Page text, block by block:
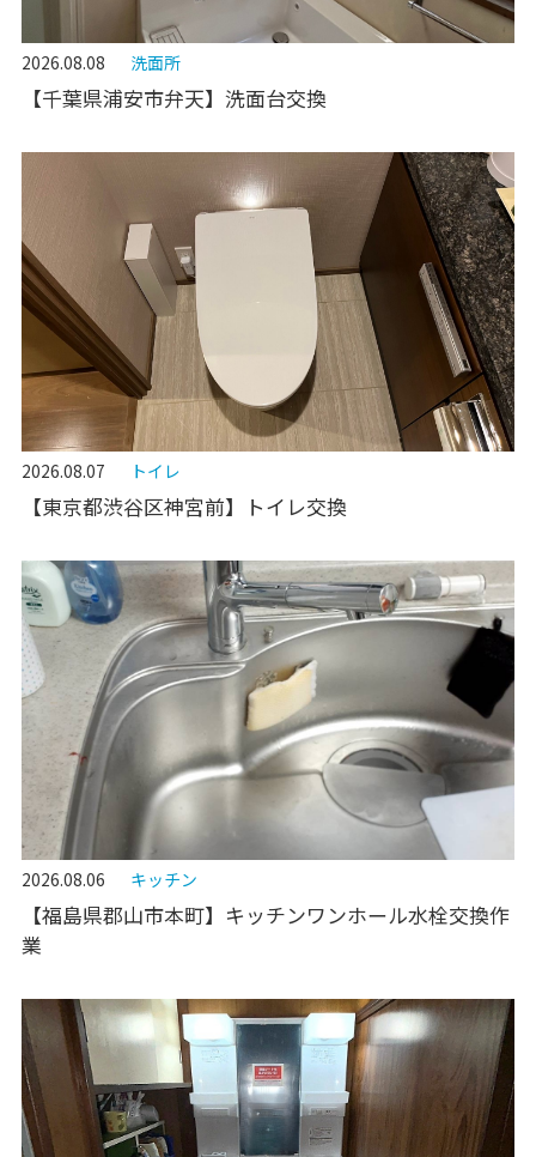
2026.08.08 洗面所
【千葉県浦安市弁天】洗面台交換
2026.08.07 トイレ
【東京都渋谷区神宮前】トイレ交換
2026.08.06 キッチン
【福島県郡山市本町】キッチンワンホール水栓交換作
業